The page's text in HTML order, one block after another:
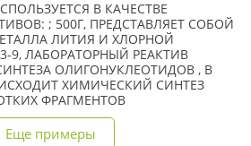
В КАЧЕСТВЕ
; 500Г, ПРЕДСТАВЛЯЕТ СОБОЙ
ЛИТИЯ И ХЛОРНОЙ
9, ЛАБОРАТОРНЫЙ РЕАКТИВ
ОЛИГОНУКЛЕОТИДОВ , В
ХИМИЧЕСКИЙ СИНТЕЗ
ФРАГМЕНТОВ
Еще примеры